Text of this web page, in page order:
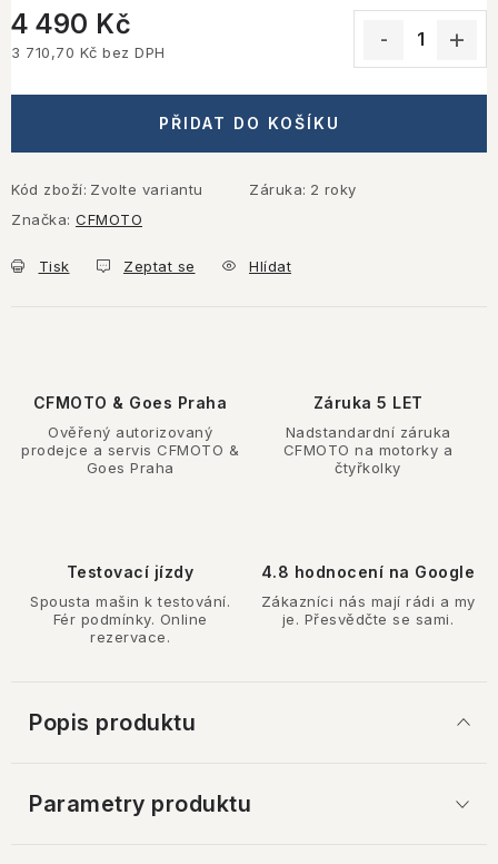
4 490 Kč
3 710,70 Kč bez DPH
PŘIDAT DO KOŠÍKU
Kód zboží: Zvolte variantu Záruka: 2 roky
Značka: CFMOTO
Tisk Zeptat se Hlídat
CFMOTO & Goes Praha
Ověřený autorizovaný
prodejce a servis CFMOTO &
Goes Praha
Záruka 5 LET
Nadstandardní záruka
CFMOTO na motorky a
čtyřkolky
Testovací jízdy
Spousta mašin k testování.
Fér podmínky. Online
rezervace.
4.8 hodnocení na Google
Zákazníci nás mají rádi a my
je. Přesvědčte se sami.
Popis produktu
Parametry produktu